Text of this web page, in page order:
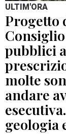
ULTIM'ORA
Progetto
pubblici
molte
andare
geologia